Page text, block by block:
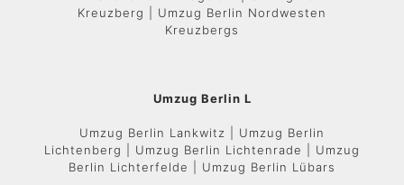
Kreuzberg | Umzug Berlin Nordwesten
Kreuzbergs
Umzug Berlin L
Umzug Berlin Lankwitz | Umzug Berlin
Lichtenberg | Umzug Berlin Lichtenrade | Umzug
Berlin Lichterfelde | Umzug Berlin Lübars